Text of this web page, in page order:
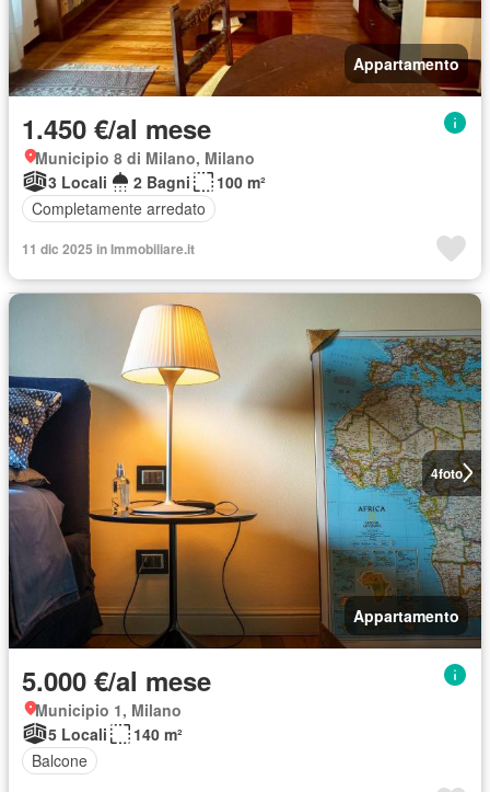
Appartamento
1.450 €/al mese
Municipio 8 di Milano, Milano
3 Locali
2 Bagni
100 m²
Completamente arredato
11 dic 2025 in Immobiliare.it
4foto
Appartamento
5.000 €/al mese
Municipio 1, Milano
5 Locali
140 m²
Balcone